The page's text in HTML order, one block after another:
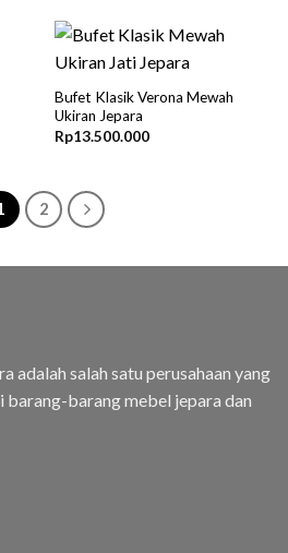
Bufet Klasik Verona Mewah
Ukiran Jepara
Rp13.500.000
2
adalah salah satu perusahaan yang
barang mebel jepara dan